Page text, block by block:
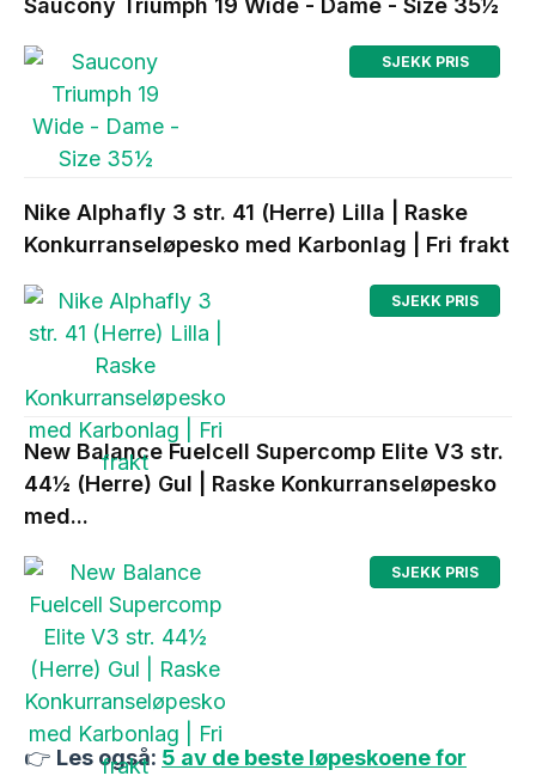
Saucony Triumph 19 Wide - Dame - Size 35½
SJEKK PRIS
Nike Alphafly 3 str. 41 (Herre) Lilla | Raske
Konkurranseløpesko med Karbonlag | Fri frakt
SJEKK PRIS
New Balance Fuelcell Supercomp Elite V3 str.
44½ (Herre) Gul | Raske Konkurranseløpesko
med...
SJEKK PRIS
👉 Les også: 5 av de beste løpeskoene for